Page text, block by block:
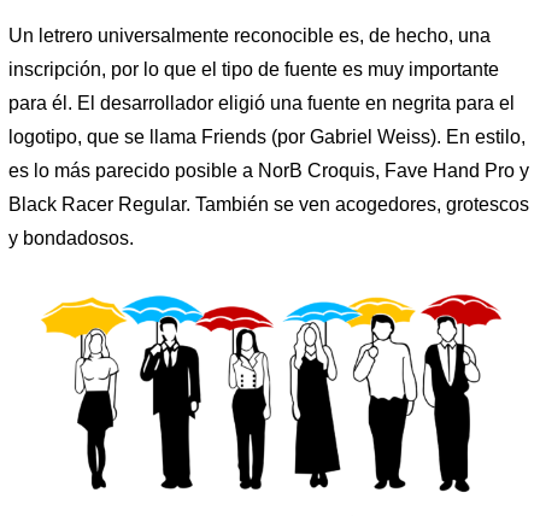
Un letrero universalmente reconocible es, de hecho, una
inscripción, por lo que el tipo de fuente es muy importante
para él. El desarrollador eligió una fuente en negrita para el
logotipo, que se llama Friends (por Gabriel Weiss). En estilo,
es lo más parecido posible a NorB Croquis, Fave Hand Pro y
Black Racer Regular. También se ven acogedores, grotescos
y bondadosos.